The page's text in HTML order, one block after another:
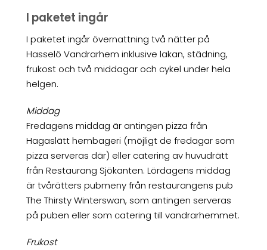
I paketet ingår
I paketet ingår övernattning två nätter på
Hasselö Vandrarhem inklusive lakan, städning,
frukost och två middagar och cykel under hela
helgen.
Middag
Fredagens middag är antingen pizza från
Hagaslätt hembageri (möjligt de fredagar som
pizza serveras där) eller catering av huvudrätt
från Restaurang Sjökanten. Lördagens middag
är tvårätters pubmeny från restaurangens pub
The Thirsty Winterswan, som antingen serveras
på puben eller som catering till vandrarhemmet.
Frukost